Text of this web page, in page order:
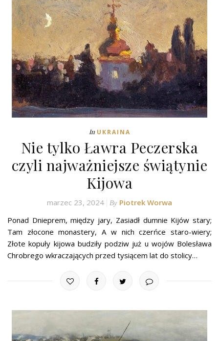
In UKRAINA
Nie tylko Ławra Peczerska
czyli najważniejsze świątynie
Kijowa
marzec 23, 2024 By Piotrek Worwa
Ponad Dnieprem, między jary, Zasiadł dumnie Kijów stary;
Tam złocone monastery, A w nich czerńce staro-wiery;
Złote kopuły kijowa budziły podziw już u wojów Bolesława
Chrobrego wkraczających przed tysiącem lat do stolicy…